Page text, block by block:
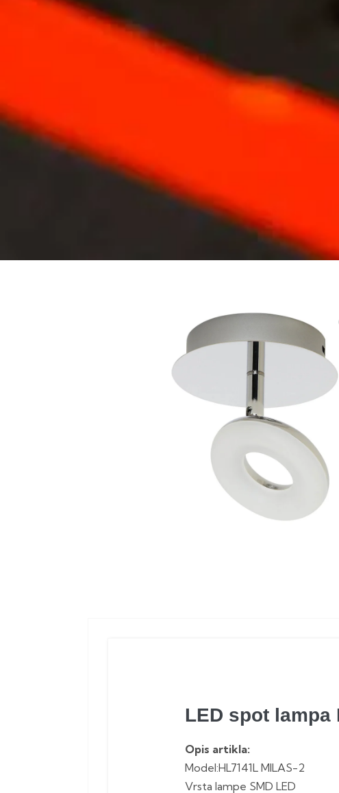
LED spot lampa
Opis artikla:
Model:HL7141L MILAS-2
Vrsta lampe SMD LED